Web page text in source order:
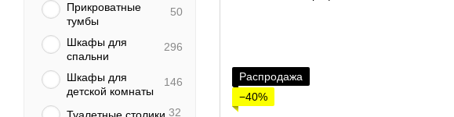
Распродажа
−40%
Прикроватные
тумбы
50
Шкафы для
спальни
296
Шкафы для
детской комнаты
146
32